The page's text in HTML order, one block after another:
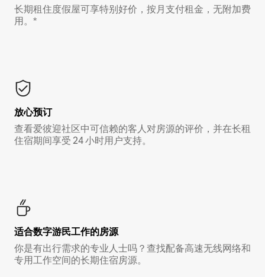
长期租住度假屋可享特别好价，按月支付租金，无附加费
用。*
放心预订
查看爱彼迎社区中可信赖的客人对房源的评价，并在长租
住宿期间享受 24 小时用户支持。
适合数字游民工作的房源
你是有出行需求的专业人士吗？查找配备高速无线网络和
专用工作空间的长期住宿房源。